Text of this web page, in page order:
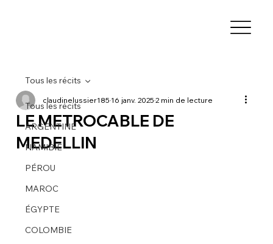
Tous les récits
ARGENTINE
NAMIBIE
PÉROU
MAROC
ÉGYPTE
COLOMBIE
Tous les récits
LE METROCABLE DE
MEDELLIN
claudinelussier18516 janv. 20252 min de lecture